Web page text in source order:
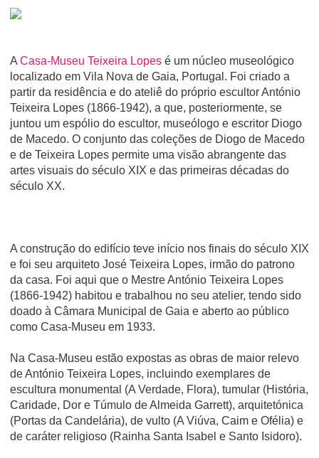
A Casa-Museu Teixeira Lopes é um núcleo museológico
localizado em Vila Nova de Gaia, Portugal. Foi criado a
partir da residência e do ateliê do próprio escultor António
Teixeira Lopes (1866-1942), a que, posteriormente, se
juntou um espólio do escultor, museólogo e escritor Diogo
de Macedo. O conjunto das coleções de Diogo de Macedo
e de Teixeira Lopes permite uma visão abrangente das
artes visuais do século XIX e das primeiras décadas do
século XX.
A construção do edifício teve início nos finais do século XIX
e foi seu arquiteto José Teixeira Lopes, irmão do patrono
da casa. Foi aqui que o Mestre António Teixeira Lopes
(1866-1942) habitou e trabalhou no seu atelier, tendo sido
doado à Câmara Municipal de Gaia e aberto ao público
como Casa-Museu em 1933.
Na Casa-Museu estão expostas as obras de maior relevo
de António Teixeira Lopes, incluindo exemplares de
escultura monumental (A Verdade, Flora), tumular (História,
Caridade, Dor e Túmulo de Almeida Garrett), arquitetónica
(Portas da Candelária), de vulto (A Viúva, Caim e Ofélia) e
de caráter religioso (Rainha Santa Isabel e Santo Isidoro).